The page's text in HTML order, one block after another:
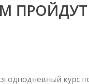
ПРОЙДУТ
однодневный курс